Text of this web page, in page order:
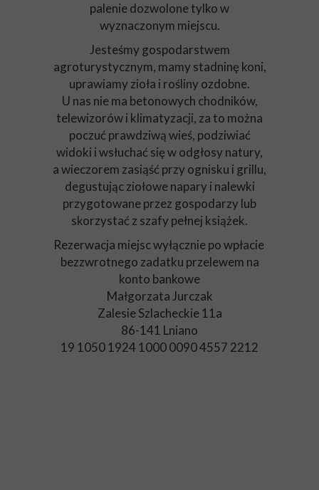
palenie dozwolone tylko w
wyznaczonym miejscu.
Jesteśmy gospodarstwem
agroturystycznym, mamy stadninę koni,
uprawiamy zioła i rośliny ozdobne.
U nas nie ma betonowych chodników,
telewizorów i klimatyzacji, za to można
poczuć prawdziwą wieś, podziwiać
widoki i wsłuchać się w odgłosy natury,
a wieczorem zasiąść przy ognisku i grillu,
degustując ziołowe napary i nalewki
przygotowane przez gospodarzy lub
skorzystać z szafy pełnej książek.
Rezerwacja miejsc wyłącznie po wpłacie
bezzwrotnego zadatku przelewem na
konto bankowe
Małgorzata Jurczak
Zalesie Szlacheckie 11a
86-141 Lniano
19 1050 1924 1000 0090 4557 2212